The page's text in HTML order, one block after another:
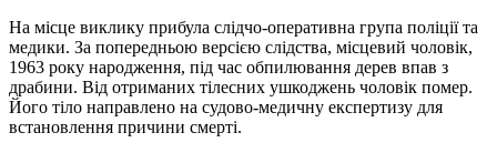
На місце виклику прибула слідчо-оперативна група поліції та
медики. За попередньою версією слідства, місцевий чоловік,
1963 року народження, під час обпилювання дерев впав з
драбини. Від отриманих тілесних ушкоджень чоловік помер.
Його тіло направлено на судово-медичну експертизу для
встановлення причини смерті.